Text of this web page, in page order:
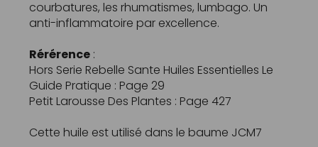
courbatures, les rhumatismes, lumbago. Un
anti-inflammatoire par excellence.
Rérérence :
Hors Serie Rebelle Sante Huiles Essentielles Le
Guide Pratique : Page 29
Petit Larousse Des Plantes : Page 427
Cette huile est utilisé dans le baume JCM7